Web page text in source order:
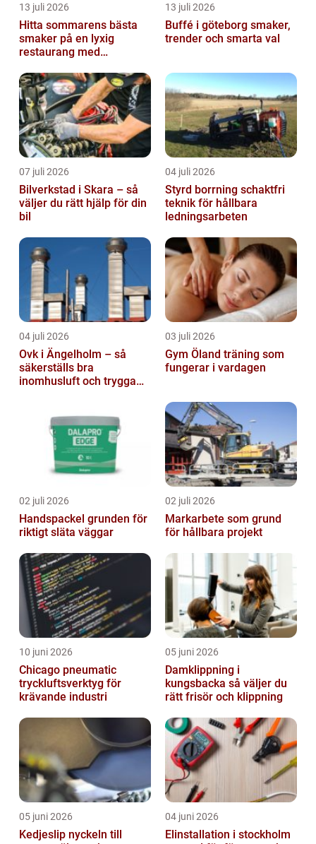
13 juli 2026
Hitta sommarens bästa
smaker på en lyxig
restaurang med
Östermalm
13 juli 2026
Buffé i göteborg smaker,
trender och smarta val
07 juli 2026
Bilverkstad i Skara – så
väljer du rätt hjälp för din
bil
04 juli 2026
Styrd borrning schaktfri
teknik för hållbara
ledningsarbeten
04 juli 2026
Ovk i Ängelholm – så
säkerställs bra
inomhusluft och trygga
03 juli 2026
Gym Öland träning som
fungerar i vardagen
02 juli 2026
Handspackel grunden för
riktigt släta väggar
02 juli 2026
Markarbete som grund
för hållbara projekt
10 juni 2026
Chicago pneumatic
tryckluftsverktyg för
krävande industri
05 juni 2026
Damklippning i
kungsbacka så väljer du
rätt frisör och klippning
05 juni 2026
Kedjeslip nyckeln till
04 juni 2026
Elinstallation i stockholm